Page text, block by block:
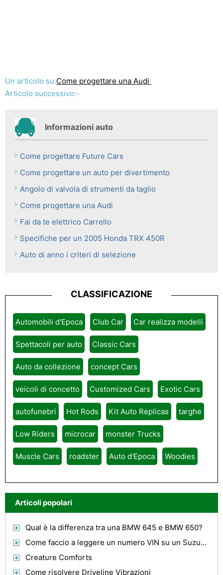
Un articolo su:Come progettare una Audi
Articolo successivo:-
Informazioni auto
Come progettare Future Cars
Come progettare un auto per divertimento
Angolo di valvola di strumenti da taglio
Come progettare una Audi
Fai da te elettrico Carrello
Specifiche per un 2005 Honda TRX 450R
Auto di anno i criteri di selezione
CLASSIFICAZIONE
Automobili d'Epoca Club Car Car realizza modelli
Spettacoli per auto Classic Cars
Auto da collezione concept Cars
veicoli di concetto Customized Cars Exotic Cars
autofunebri Hot Rods Kit Auto Replicas targhe
Low Riders microcar monster Trucks
Muscle Cars roadster Auto d'Epoca Woodies
Articoli popolari
Qual è la differenza tra una BMW 645 e BMW 650?
Come faccio a leggere un numero VIN su un Suzuki GSXR moto?
Creature Comforts
Come risolvere Driveline Vibrazioni